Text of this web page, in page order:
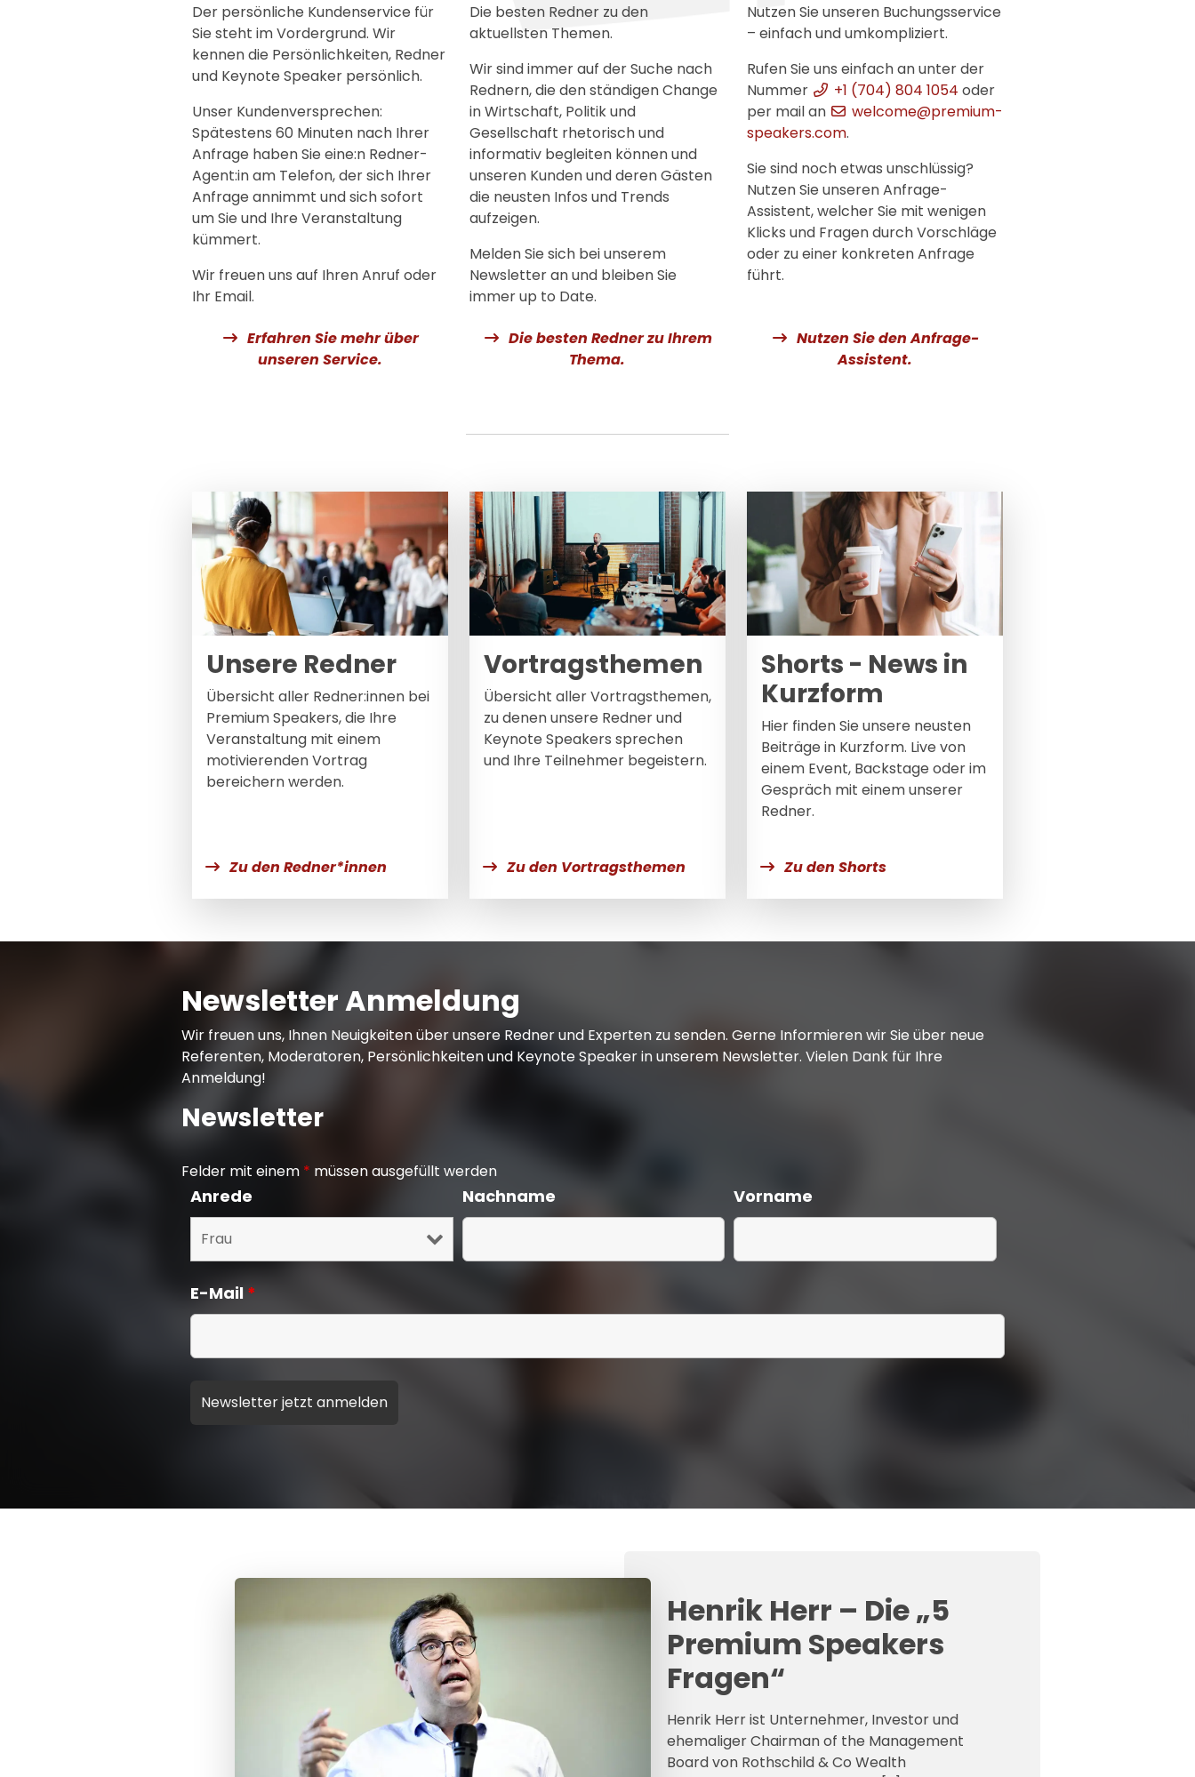
Der persönliche Kundenservice für
Sie steht im Vordergrund. Wir
kennen die Persönlichkeiten, Redner
und Keynote Speaker persönlich.
Unser Kundenversprechen:
Spätestens 60 Minuten nach Ihrer
Anfrage haben Sie eine:n Redner-
Agent:in am Telefon, der sich Ihrer
Anfrage annimmt und sich sofort
um Sie und Ihre Veranstaltung
kümmert.
Wir freuen uns auf Ihren Anruf oder
Ihr Email.
Erfahren Sie mehr über
unseren Service.
Die besten Redner zu den
aktuellsten Themen.
Wir sind immer auf der Suche nach
Rednern, die den ständigen Change
in Wirtschaft, Politik und
Gesellschaft rhetorisch und
informativ begleiten können und
unseren Kunden und deren Gästen
die neusten Infos und Trends
aufzeigen.
Melden Sie sich bei unserem
Newsletter an und bleiben Sie
immer up to Date.
Die besten Redner zu Ihrem
Thema.
Nutzen Sie unseren Buchungsservice
– einfach und umkompliziert.
Rufen Sie uns einfach an unter der
Nummer
+1 (704) 804 1054 oder
per mail an
welcome@premium-
speakers.com.
Sie sind noch etwas unschlüssig?
Nutzen Sie unseren Anfrage-
Assistent, welcher Sie mit wenigen
Klicks und Fragen durch Vorschläge
oder zu einer konkreten Anfrage
führt.
Nutzen Sie den Anfrage-
Assistent.
Unsere Redner
Übersicht aller Redner:innen bei
Premium Speakers, die Ihre
Veranstaltung mit einem
motivierenden Vortrag
bereichern werden.
Zu den Redner*innen
Vortragsthemen
Übersicht aller Vortragsthemen,
zu denen unsere Redner und
Keynote Speakers sprechen
und Ihre Teilnehmer begeistern.
Zu den Vortragsthemen
Shorts - News in
Kurzform
Hier finden Sie unsere neusten
Beiträge in Kurzform. Live von
einem Event, Backstage oder im
Gespräch mit einem unserer
Redner.
Zu den Shorts
Newsletter Anmeldung
Wir freuen uns, Ihnen Neuigkeiten über unsere Redner und Experten zu senden. Gerne Informieren wir Sie über neue
Referenten, Moderatoren, Persönlichkeiten und Keynote Speaker in unserem Newsletter. Vielen Dank für Ihre
Anmeldung!
Newsletter
Felder mit einem * müssen ausgefüllt werden
Anrede Nachname Vorname
E-Mail *
Henrik Herr – Die „5
Premium Speakers
Fragen“
Henrik Herr ist Unternehmer, Investor und
ehemaliger Chairman of the Management
Board von Rothschild & Co Wealth